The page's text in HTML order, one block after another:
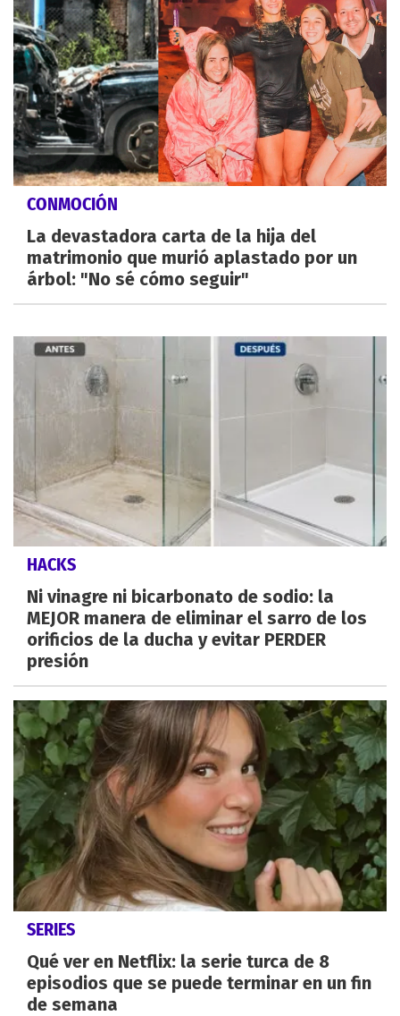
CONMOCIÓN
La devastadora carta de la hija del
matrimonio que murió aplastado por un
árbol: "No sé cómo seguir"
HACKS
Ni vinagre ni bicarbonato de sodio: la
MEJOR manera de eliminar el sarro de los
orificios de la ducha y evitar PERDER
presión
SERIES
Qué ver en Netflix: la serie turca de 8
episodios que se puede terminar en un fin
de semana